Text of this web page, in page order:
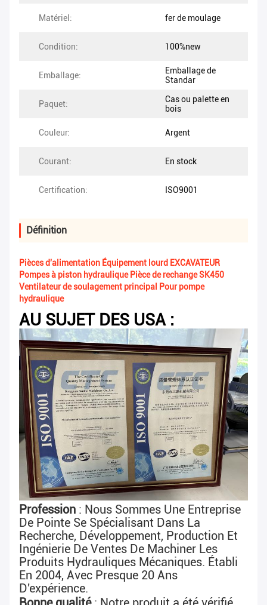
Matériel: fer de moulage
Condition: 100%new
Emballage:
Emballage de
Standar
Paquet:
Cas ou palette en
bois
Couleur: Argent
Courant: En stock
Certification: ISO9001
Définition
Pièces d'alimentation Équipement lourd EXCAVATEUR
Pompes à piston hydraulique Pièce de rechange SK450
Ventilateur de soulagement principal Pour pompe
hydraulique
AU SUJET DES USA :
Profession : Nous Sommes Une Entreprise
De Pointe Se Spécialisant Dans La
Recherche, Développement, Production Et
Ingénierie De Ventes De Machiner Les
Produits Hydrauliques Mécaniques. Établi
En 2004, Avec Presque 20 Ans
D'expérience.